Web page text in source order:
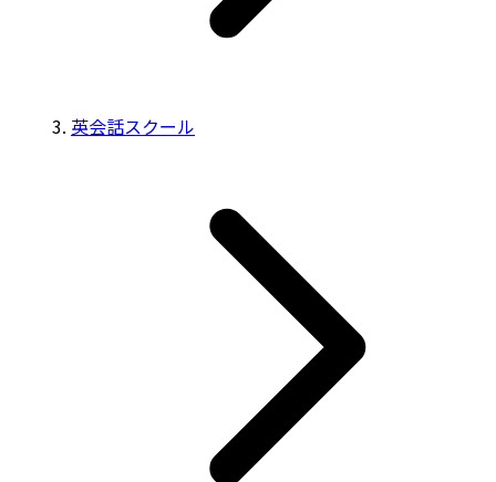
英会話スクール